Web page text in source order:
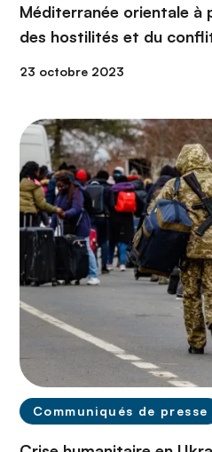
Méditerranée orientale à
des hostilités et du
23 octobre 2023
Communiqués de presse